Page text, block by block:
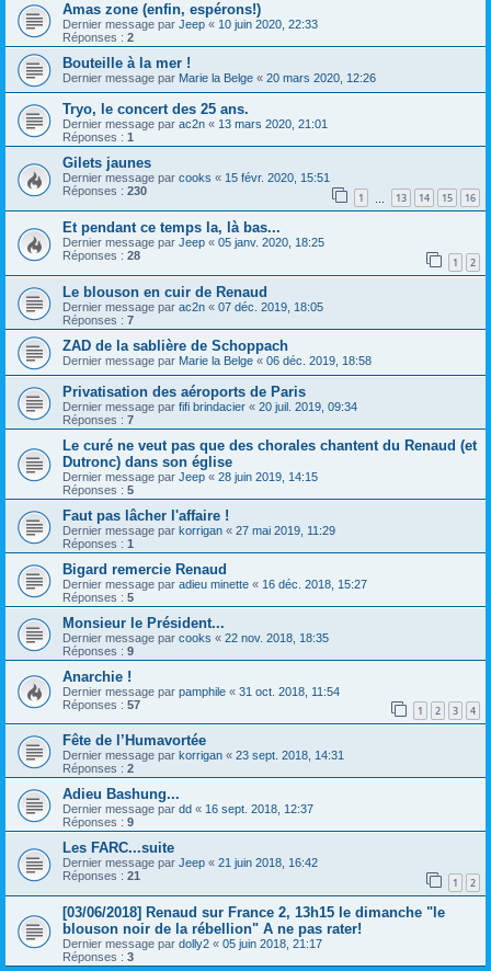
Amas zone (enfin, espérons!)
Dernier message par Jeep « 10 juin 2020, 22:33
Réponses : 2
Bouteille à la mer !
Dernier message par Marie la Belge « 20 mars 2020, 12:26
Tryo, le concert des 25 ans.
Dernier message par ac2n « 13 mars 2020, 21:01
Réponses : 1
Gilets jaunes
Dernier message par cooks « 15 févr. 2020, 15:51
Réponses : 230 1 13 14 15 16
Et pendant ce temps la, là bas...
Dernier message par Jeep « 05 janv. 2020, 18:25
Réponses : 28 1 2
Le blouson en cuir de Renaud
Dernier message par ac2n « 07 déc. 2019, 18:05
Réponses : 7
ZAD de la sablière de Schoppach
Dernier message par Marie la Belge « 06 déc. 2019, 18:58
Privatisation des aéroports de Paris
Dernier message par fifi brindacier « 20 juil. 2019, 09:34
Réponses : 7
Le curé ne veut pas que des chorales chantent du Renaud (et
Dutronc) dans son église
Dernier message par Jeep « 28 juin 2019, 14:15
Réponses : 5
Faut pas lâcher l'affaire !
Dernier message par korrigan « 27 mai 2019, 11:29
Réponses : 1
Bigard remercie Renaud
Dernier message par adieu minette « 16 déc. 2018, 15:27
Réponses : 5
Monsieur le Président...
Dernier message par cooks « 22 nov. 2018, 18:35
Réponses : 9
Anarchie !
Dernier message par pamphile « 31 oct. 2018, 11:54
Réponses : 57 1 2 3 4
Fête de l’Humavortée
Dernier message par korrigan « 23 sept. 2018, 14:31
Réponses : 2
Adieu Bashung...
Dernier message par dd « 16 sept. 2018, 12:37
Réponses : 9
Les FARC...suite
Dernier message par Jeep « 21 juin 2018, 16:42
Réponses : 21 1 2
[03/06/2018] Renaud sur France 2, 13h15 le dimanche "le
blouson noir de la rébellion" A ne pas rater!
Dernier message par dolly2 « 05 juin 2018, 21:17
Réponses : 3